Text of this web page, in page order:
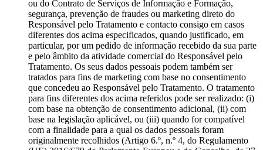
ou do Contrato de Serviços de Informação e Formação,
segurança, prevenção de fraudes ou marketing direto do
Responsável pelo Tratamento e contacto consigo em casos
diferentes dos acima especificados, quando justificado, em
particular, por um pedido de informação recebido da sua parte
e pelo âmbito da atividade comercial do Responsável pelo
Tratamento. Os seus dados pessoais podem também ser
tratados para fins de marketing com base no consentimento
que concedeu ao Responsável pelo Tratamento. O tratamento
para fins diferentes dos acima referidos pode ser realizado: (i)
com base na obtenção de consentimento adicional, (ii) com
base na legislação aplicável, ou (iii) quando for compatível
com a finalidade para a qual os dados pessoais foram
originalmente recolhidos (Artigo 6.º, n.º 4, do Regulamento